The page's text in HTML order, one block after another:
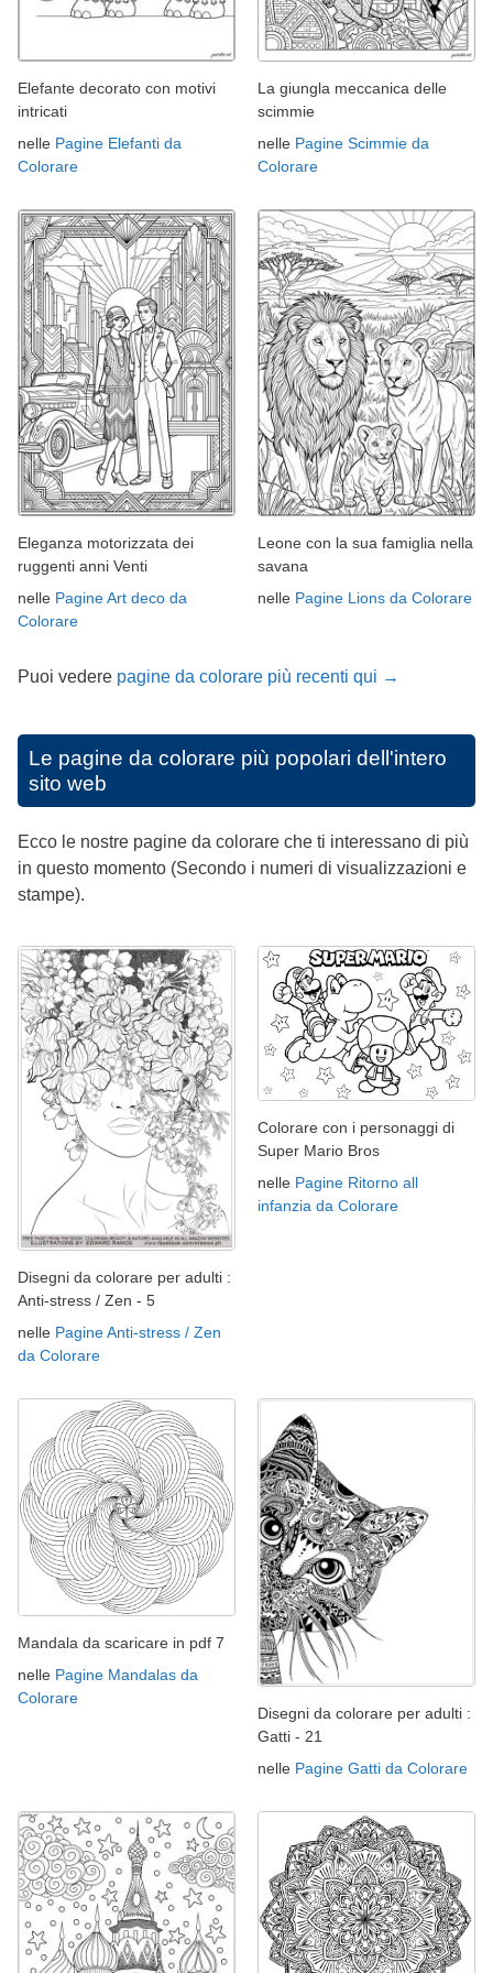
Elefante decorato con motivi
intricati
nelle Pagine Elefanti da
Colorare
La giungla meccanica delle
scimmie
nelle Pagine Scimmie da
Colorare
Eleganza motorizzata dei
ruggenti anni Venti
nelle Pagine Art deco da
Colorare
Leone con la sua famiglia nella
savana
nelle Pagine Lions da Colorare
Puoi vedere pagine da colorare più recenti qui →
Le pagine da colorare più popolari dell'intero
sito web
Ecco le nostre pagine da colorare che ti interessano di più
in questo momento (Secondo i numeri di visualizzazioni e
stampe).
Disegni da colorare per adulti :
Anti-stress / Zen - 5
nelle Pagine Anti-stress / Zen
da Colorare
Colorare con i personaggi di
Super Mario Bros
nelle Pagine Ritorno all
infanzia da Colorare
Mandala da scaricare in pdf 7
nelle Pagine Mandalas da
Colorare
Disegni da colorare per adulti :
Gatti - 21
nelle Pagine Gatti da Colorare